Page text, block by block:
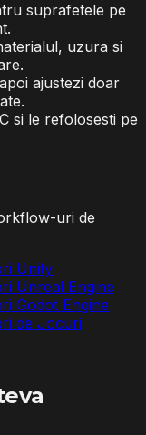
suprafetele pe
uzura si
ajustezi doar
si le refolosesti pe
uri de
Unity
Unreal Engine
Godot Engine
de Jocuri